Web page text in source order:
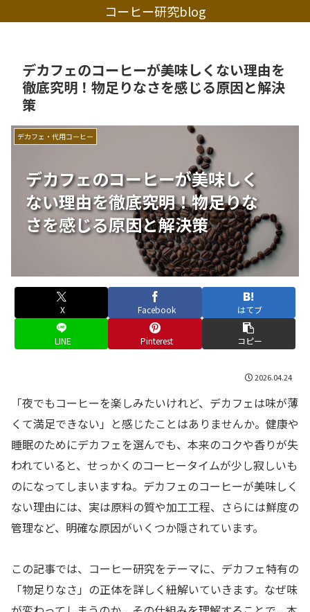
コーヒー研究blog
デカフェのコーヒーが美味しくない理由を
徹底究明！物足りなさを感じる原因と解決
策
デカフェのコーヒーが美味しく
ない理由を徹底究明！物足りな
さを感じる原因と解決策
デカフェ・代用コーヒー
X Facebook はてブ
LINE Pinterest コピー
2026.04.24
「夜でもコーヒーを楽しみたいけれど、デカフェは味が薄
くて満足できない」と感じたことはありませんか。健康や
睡眠のためにデカフェを選んでも、本来のコクや香りが失
われていると、せっかくのコーヒータイムが少し寂しいも
のになってしまいますね。デカフェのコーヒーが美味しく
ない理由には、実は原料の質や加工工程、さらには鮮度の
管理など、明確な原因がいくつか隠されています。
この記事では、コーヒー研究をテーマに、デカフェ特有の
「物足りなさ」の正体を詳しく紐解いていきます。なぜ味